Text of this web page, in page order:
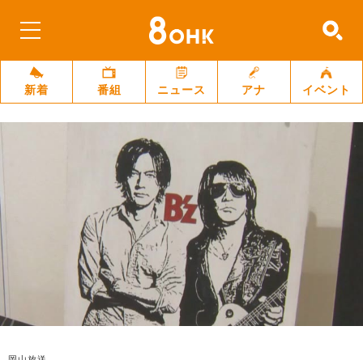
新着 番組 ニュース アナ イベント